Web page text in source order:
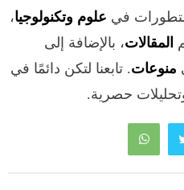
في علوم وتكنولوجيا،
المقالات، بالإضافة إلى
منوعات. تابعنا لتكن دائمًا في
حصرية.